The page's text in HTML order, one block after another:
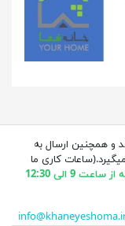
و همچنین ارسال به
کاری ما
9 الی 12:30